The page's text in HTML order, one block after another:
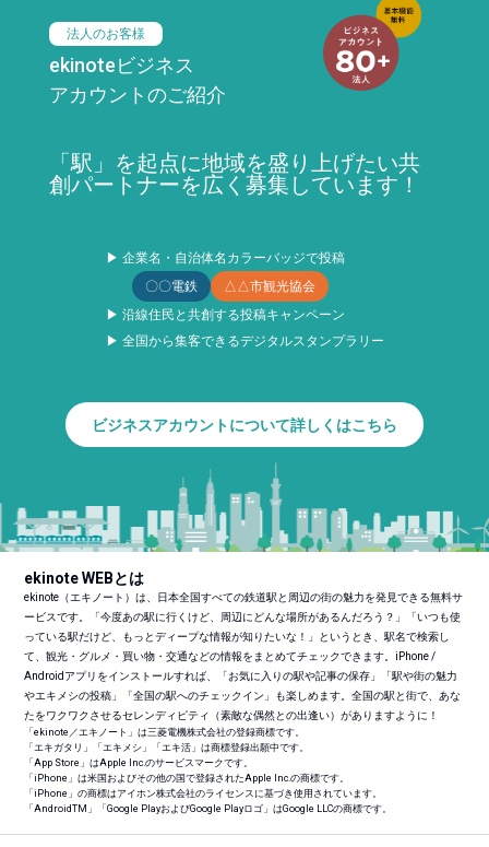
法人のお客様
ekinoteビジネス
アカウントのご紹介
「駅」を起点に地域を盛り上げたい共
創パートナーを広く募集しています！
▶ 企業名・自治体名カラーバッジで投稿
〇〇電鉄
△△市観光協会
▶ 沿線住民と共創する投稿キャンペーン
▶ 全国から集客できるデジタルスタンプラリー
ビジネスアカウントについて詳しくはこちら
ekinote WEBとは
ekinote（エキノート）は、日本全国すべての鉄道駅と周辺の街の魅力を発見できる無料サ
ービスです。「今度あの駅に行くけど、周辺にどんな場所があるんだろう？」「いつも使
っている駅だけど、もっとディープな情報が知りたいな！」というとき、駅名で検索し
て、観光・グルメ・買い物・交通などの情報をまとめてチェックできます。iPhone /
Androidアプリをインストールすれば、「お気に入りの駅や記事の保存」「駅や街の魅力
やエキメシの投稿」「全国の駅へのチェックイン」も楽しめます。全国の駅と街で、あな
たをワクワクさせるセレンディピティ（素敵な偶然との出逢い）がありますように！
「ekinote／エキノート」は三菱電機株式会社の登録商標です。
「エキガタリ」「エキメシ」「エキ活」は商標登録出願中です。
「App Store」はApple Inc.のサービスマークです。
「iPhone」は米国およびその他の国で登録されたApple Inc.の商標です。
「iPhone」の商標はアイホン株式会社のライセンスに基づき使用されています。
「AndroidTM 」「Google PlayおよびGoogle Playロゴ」はGoogle LLCの商標です。